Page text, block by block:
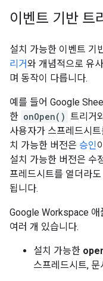
이벤트 기반 트
설치 가능한 이벤트 기
리거와 개념적으로 유
며 동작이 다릅니다.
예를 들어 Google
한 onOpen() 트리거
사용자가 스프레드시
치 가능한 버전은 승인
설치 가능한 버전은 수
프레드시트를 열더라
됩니다.
Google Workspace 애
여러 개 있습니다.
설치 가능한
스프레드시트,